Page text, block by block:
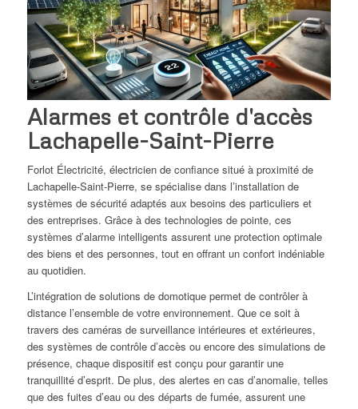
Alarmes et contrôle d'accès
Lachapelle-Saint-Pierre
Forlot Électricité, électricien de confiance situé à proximité de
Lachapelle-Saint-Pierre, se spécialise dans l’installation de
systèmes de sécurité adaptés aux besoins des particuliers et
des entreprises. Grâce à des technologies de pointe, ces
systèmes d’alarme intelligents assurent une protection optimale
des biens et des personnes, tout en offrant un confort indéniable
au quotidien.
L’intégration de solutions de domotique permet de contrôler à
distance l’ensemble de votre environnement. Que ce soit à
travers des caméras de surveillance intérieures et extérieures,
des systèmes de contrôle d’accès ou encore des simulations de
présence, chaque dispositif est conçu pour garantir une
tranquillité d’esprit. De plus, des alertes en cas d’anomalie, telles
que des fuites d’eau ou des départs de fumée, assurent une